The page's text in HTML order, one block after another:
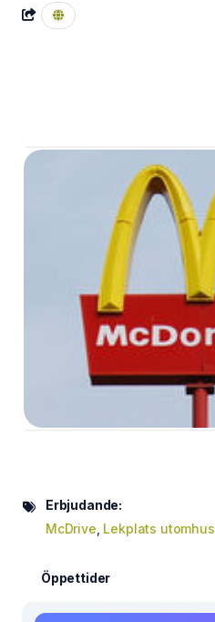
Erbjudande:
McDrive Lekplats utomhus
Öppettider